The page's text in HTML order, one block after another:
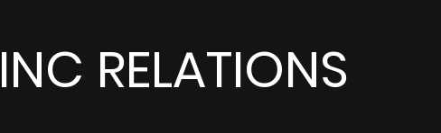
RELATIONS